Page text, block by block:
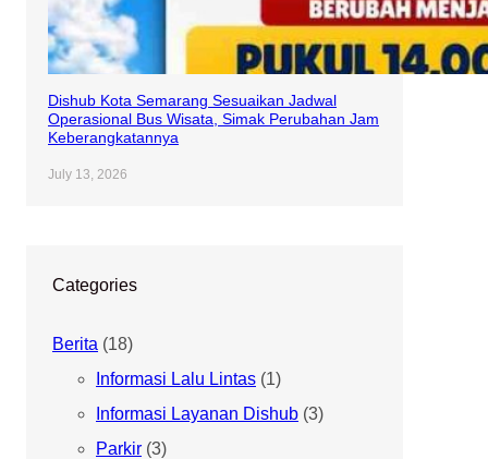
Dishub Kota Semarang Sesuaikan Jadwal
Operasional Bus Wisata, Simak Perubahan Jam
Keberangkatannya
July 13, 2026
Categories
Berita (18)
Informasi Lalu Lintas (1)
Informasi Layanan Dishub (3)
Parkir (3)